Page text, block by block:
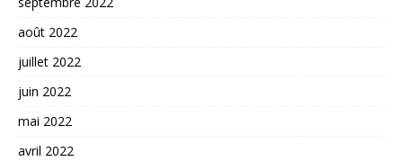
août 2022
juillet 2022
juin 2022
mai 2022
avril 2022